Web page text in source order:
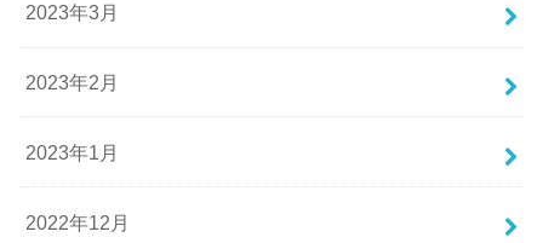
2023年3月
2023年2月
2023年1月
2022年12月